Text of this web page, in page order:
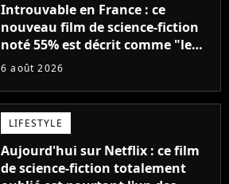
Introuvable en France : ce
nouveau film de science-fiction
noté 55% est décrit comme "le
plus stupide de l'année"
6 août 2026
LIFESTYLE
Aujourd'hui sur Netflix : ce film
de science-fiction totalement